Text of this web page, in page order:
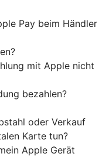
Pay beim Händler
mit Apple nicht
bezahlen?
oder Verkauf
Karte tun?
Apple Gerät